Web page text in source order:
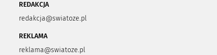
REDAKCJA
redakcja@swiatoze.pl
REKLAMA
reklama@swiatoze.pl